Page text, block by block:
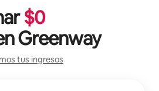
$0
Greenway
tus ingresos